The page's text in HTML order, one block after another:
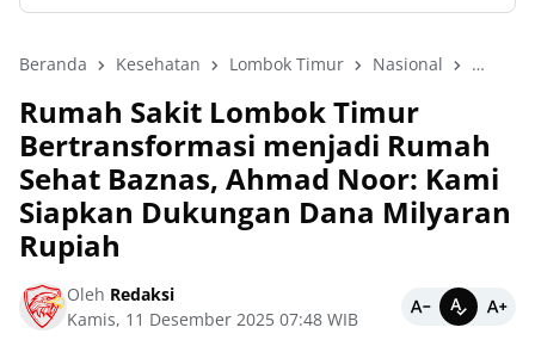
Beranda Kesehatan Lombok Timur Nasional News
Rumah Sakit Lombok Timur
Bertransformasi menjadi Rumah
Sehat Baznas, Ahmad Noor: Kami
Siapkan Dukungan Dana Milyaran
Rupiah
Oleh Redaksi
Kamis, 11 Desember 2025 07:48 WIB